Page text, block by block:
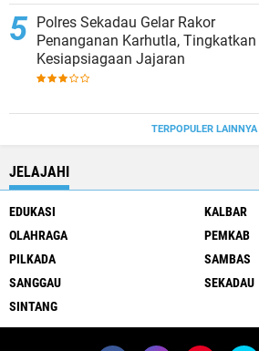
Polres Sekadau Gelar Rakor
Penanganan Karhutla, Tingkatkan
Kesiapsiagaan Jajaran
TERPOPULER LAINNYA
JELAJAHI
EDUKASI
KALBAR
OLAHRAGA
PEMKAB
PILKADA
SAMBAS
SANGGAU
SEKADAU
SINTANG